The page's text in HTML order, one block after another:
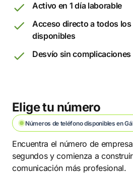
Activo en 1 día laborable
Acceso directo a todos
disponibles
Desvío sin
Elige tu número
Números de teléfono disponibles en
Encuentra el número de
segundos y comienza a
comunicación más profesional.